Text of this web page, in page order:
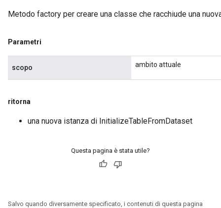
Metodo factory per creare una classe che racchiude una
Parametri
scopo ambito attuale
ritorna
una nuova istanza di InitializeTableFromDataset
Questa pagina è stata utile?
Salvo quando diversamente specificato, i contenuti di questa pagina